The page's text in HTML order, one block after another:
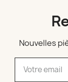
Nouvelles